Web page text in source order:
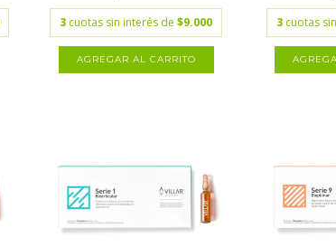
3 cuotas sin interés de$9.000 3 cuotas